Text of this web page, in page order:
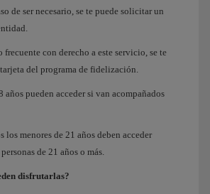
de ser necesario, se te puede solicitar un
frecuente con derecho a este servicio, se te
del programa de fidelización.
años pueden acceder si van acompañados
los menores de 21 años deben acceder
de 21 años o más.
disfrutarlas?